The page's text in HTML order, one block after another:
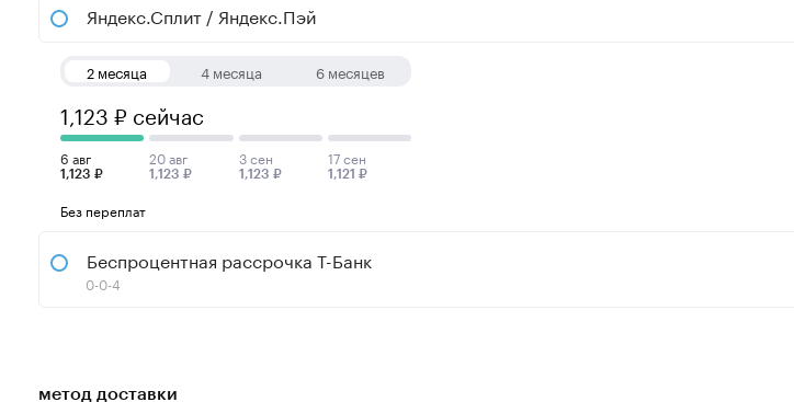
Яндекс.Сплит / Яндекс.Пэй
2 месяца 4 месяца 6 месяцев
1,123 ₽ сейчас
6 авг
1,123 ₽
20 авг
1,123 ₽
3 сен
1,123 ₽
17 сен
1,121 ₽
Без переплат
Беспроцентная рассрочка Т-Банк
0-0-4
метод доставки